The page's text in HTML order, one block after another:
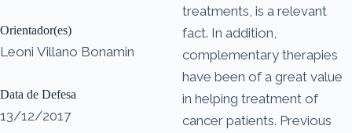
Orientador(es)
Leoni Villano Bonamin
Data de Defesa
13/12/2017
treatments, is a relevant
fact. In addition,
complementary therapies
have been of a great value
in helping treatment of
cancer patients. Previous